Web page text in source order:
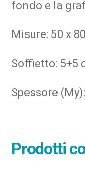
fondo e la
Misure: 50 x
Soffietto: 5+5
Spessore
Prodotti